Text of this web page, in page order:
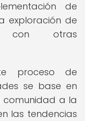
de
exploración de
con otras
proceso de
se base en
comunidad a la
las tendencias